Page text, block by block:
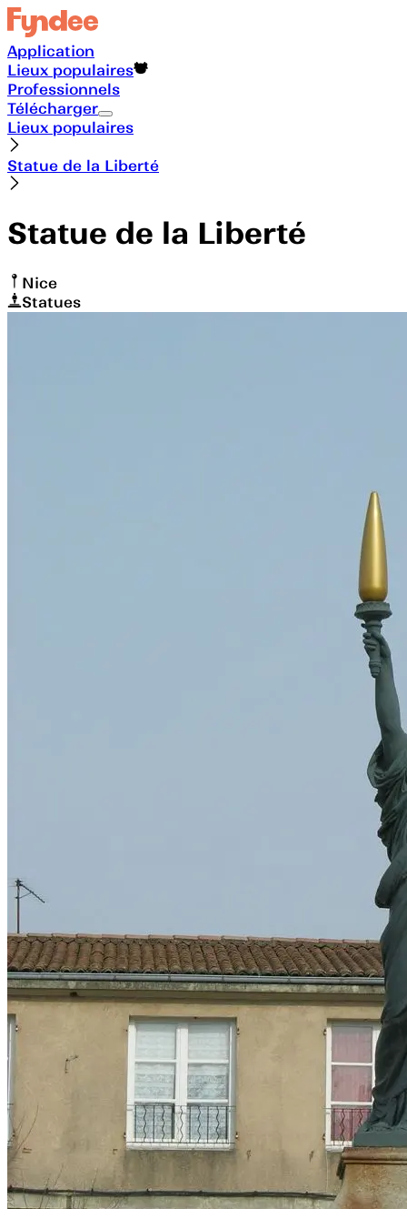
Application
Lieux populaires
Professionnels
Télécharger
Lieux populaires
Statue de la Liberté
Statue de la Liberté
Nice
Statues